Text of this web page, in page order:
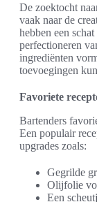
De zoektocht
vaak naar de
hebben een
perfectioneren
ingrediënten
toevoegingen
Favoriete
Bartenders
Een populair
upgrades zoals:
Gegrilde
Olijfolie
Een